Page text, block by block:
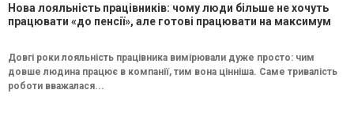
Нова лояльність працівників: чому люди більше не хочуть
працювати «до пенсії», але готові працювати на максимум
Довгі роки лояльність працівника вимірювали дуже просто: чим
довше людина працює в компанії, тим вона цінніша. Саме тривалість
роботи вважалася...